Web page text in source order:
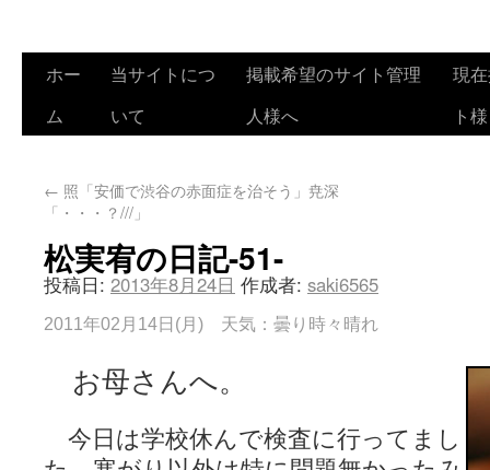
ホー
ム
当サイトにつ
いて
掲載希望のサイト管理
人様へ
現
ト様
← 照「安価で渋谷の赤面症を治そう」尭深
「・・・？///」
松実宥の日記-51-
投稿日: 2013年8月24日 作成者: saki6565
2011年02月14日(月) 天気：曇り時々晴れ
お母さんへ。
今日は学校休んで検査に行ってまし